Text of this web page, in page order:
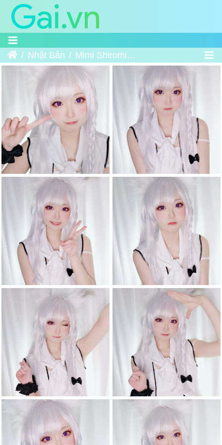
Trang chủNhật Bản Mimi Shiromiya - 白宮みみコスプレ